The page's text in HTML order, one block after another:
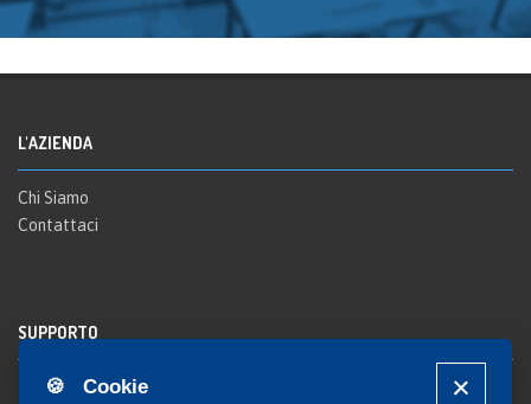
🍪 Cookie
L'AZIENDA
Chi Siamo
Contattaci
SUPPORTO
Registrazione al sito